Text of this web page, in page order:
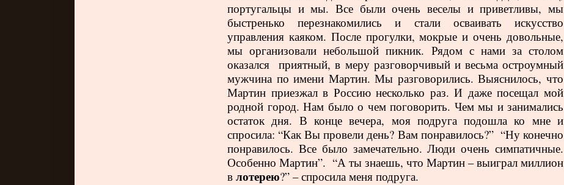
португальцы и мы. Все были очень веселы и приветливы, мы
быстренько перезнакомились и стали осваивать искусство
управления каяком. После прогулки, мокрые и очень довольные,
мы организовали небольшой пикник. Рядом с нами за столом
оказался
приятный, в меру разговорчивый и весьма остроумный
мужчина по имени Мартин. Мы разговорились. Выяснилось, что
Мартин приезжал в Россию несколько раз. И даже посещал мой
родной город. Нам было о чем поговорить. Чем мы и занимались
остаток дня. В конце вечера, моя подруга подошла ко мне и
спросила: “Как Вы провели день? Вам понравилось?” “Ну конечно
понравилось. Все было замечательно. Люди очень симпатичные.
Особенно Мартин”. “А ты знаешь, что Мартин – выиграл миллион
в лотерею?” – спросила меня подруга.